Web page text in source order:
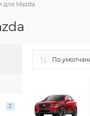
для Mazda
2